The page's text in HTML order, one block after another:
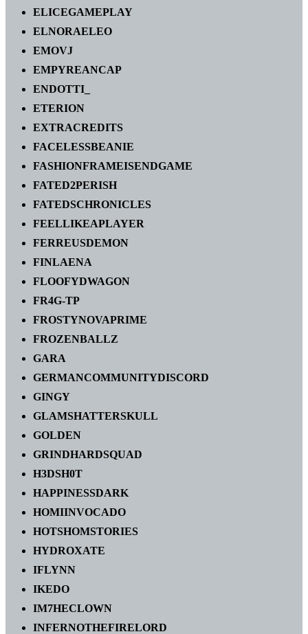
ELICEGAMEPLAY
ELNORAELEO
EMOVJ
EMPYREANCAP
ENDOTTI_
ETERION
EXTRACREDITS
FACELESSBEANIE
FASHIONFRAMEISENDGAME
FATED2PERISH
FATEDSCHRONICLES
FEELLIKEAPLAYER
FERREUSDEMON
FINLAENA
FLOOFYDWAGON
FR4G-TP
FROSTYNOVAPRIME
FROZENBALLZ
GARA
GERMANCOMMUNITYDISCORD
GINGY
GLAMSHATTERSKULL
GOLDEN
GRINDHARDSQUAD
H3DSH0T
HAPPINESSDARK
HOMIINVOCADO
HOTSHOMSTORIES
HYDROXATE
IFLYNN
IKEDO
IM7HECLOWN
INFERNOTHEFIRELORD